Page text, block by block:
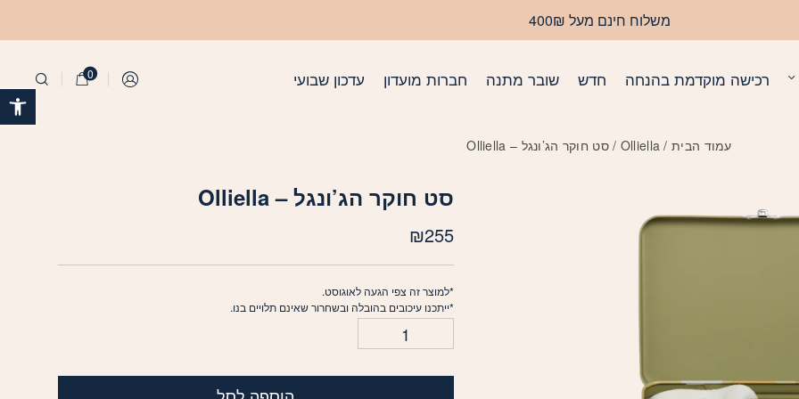
משלוח חינם מעל 400₪
רכישה מוקדמת בהנחה חדש שובר מתנה חברות מועדון עדכון שבועי 0
עמוד הבית/
Olliella / סט חוקר הג’ונגל – Olliella
סט חוקר הג’ונגל – Olliella
₪255
*למוצר זה צפי הגעה לאוגוסט.
*ייתכנו עיכובים בהובלה ובשחרור שאינם תלויים בנו.